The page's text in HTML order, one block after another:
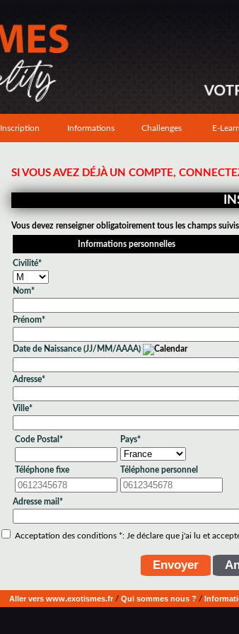
Inscription Informations Challenges E-
SI VOUS AVEZ DÉJÀ UN COMPTE,
Vous devez renseigner obligatoirement tous les champs
Informations personnelles
Civilité*
Nom*
Prénom*
Date de Naissance (JJ/MM/AAAA)
Adresse*
Ville*
Code Postal* Pays*
Téléphone fixe Téléphone personnel
Adresse mail*
Acceptation des conditions *: Je déclare que j'ai lu et
Aller vers www.exotismes.fr/ Qui sommes nous ? /